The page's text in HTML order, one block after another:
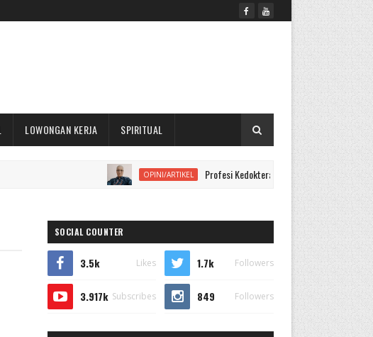
LOWONGAN KERJA SPIRITUAL
OPINI/ARTIKEL Profesi Kedokteran Perlu Mempelajari Kontruksi Hukum
SOCIAL COUNTER
3.5k Likes 1.7k Followers
3.917k Subscribes 849 Followers